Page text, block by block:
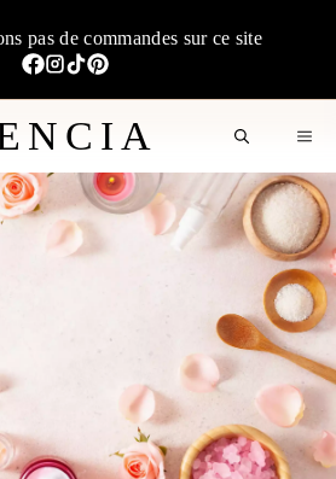
pas de commandes sur ce site